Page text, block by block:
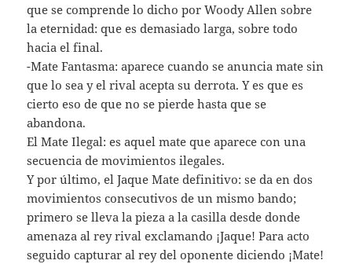
que se comprende lo dicho por Woody Allen sobre
la eternidad: que es demasiado larga, sobre todo
hacia el final.
-Mate Fantasma: aparece cuando se anuncia mate sin
que lo sea y el rival acepta su derrota. Y es que es
cierto eso de que no se pierde hasta que se
abandona.
El Mate Ilegal: es aquel mate que aparece con una
secuencia de movimientos ilegales.
Y por último, el Jaque Mate definitivo: se da en dos
movimientos consecutivos de un mismo bando;
primero se lleva la pieza a la casilla desde donde
amenaza al rey rival exclamando ¡Jaque! Para acto
seguido capturar al rey del oponente diciendo ¡Mate!